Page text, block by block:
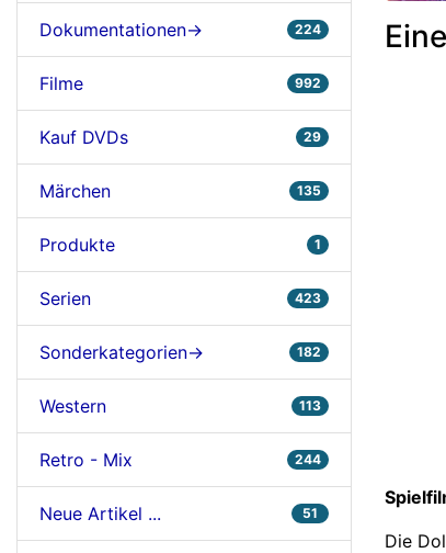
Dokumentationen-> 224
Filme 992
Kauf DVDs 29
Märchen 135
Produkte 1
Serien 423
Sonderkategorien-> 182
Western 113
Retro - Mix 244
Neue Artikel ... 51
Die